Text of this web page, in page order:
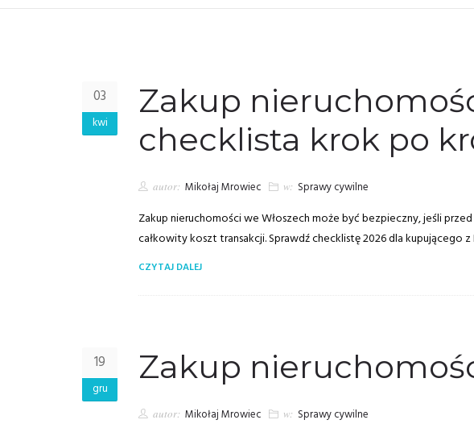
03
kwi
Zakup
checklista krok po
autor: Mikołaj Mrowiec w: Sprawy cywilne
Zakup nieruchomości we Włoszech może być bezpieczny, jeśli
całkowity koszt transakcji. Sprawdź checklistę 2026 dla kupującego z
CZYTAJ DALEJ
19
gru
Zakup
autor: Mikołaj Mrowiec w: Sprawy cywilne